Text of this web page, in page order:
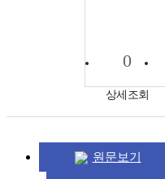
0
상세조회
원문보기